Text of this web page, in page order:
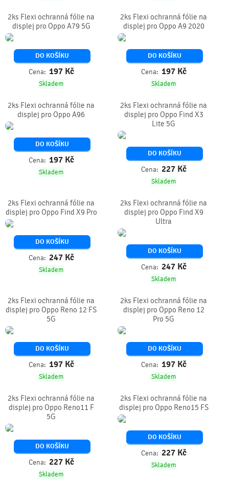
2ks Flexi ochranná fólie na
displej pro Oppo A79 5G
DO KOŠÍKU
Cena: 197 Kč
Skladem
2ks Flexi ochranná fólie na
displej pro Oppo A9 2020
DO KOŠÍKU
Cena: 197 Kč
Skladem
2ks Flexi ochranná fólie na
displej pro Oppo A96
DO KOŠÍKU
Cena: 197 Kč
Skladem
2ks Flexi ochranná fólie na
displej pro Oppo Find X3
Lite 5G
DO KOŠÍKU
Cena: 227 Kč
Skladem
2ks Flexi ochranná fólie na
displej pro Oppo Find X9 Pro
DO KOŠÍKU
Cena: 247 Kč
Skladem
2ks Flexi ochranná fólie na
displej pro Oppo Find X9
Ultra
DO KOŠÍKU
Cena: 247 Kč
Skladem
2ks Flexi ochranná fólie na
displej pro Oppo Reno 12 FS
5G
DO KOŠÍKU
Cena: 197 Kč
Skladem
2ks Flexi ochranná fólie na
displej pro Oppo Reno 12
Pro 5G
DO KOŠÍKU
Cena: 197 Kč
Skladem
2ks Flexi ochranná fólie na
displej pro Oppo Reno11 F
5G
DO KOŠÍKU
Cena: 227 Kč
Skladem
2ks Flexi ochranná fólie na
displej pro Oppo Reno15 FS
DO KOŠÍKU
Cena: 227 Kč
Skladem